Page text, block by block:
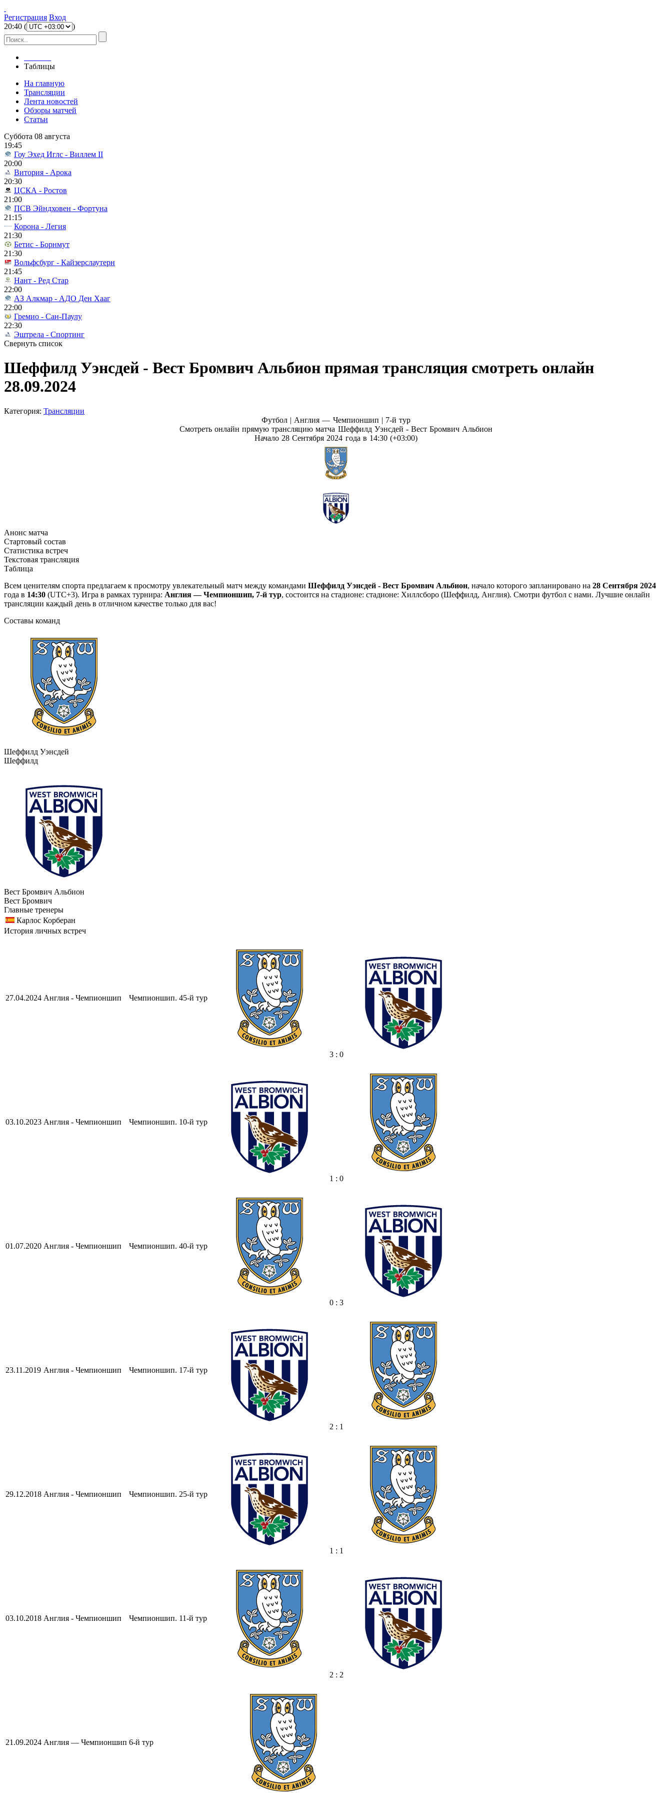
Регистрация Вход
20:40 ( )
Таблицы
На главную
Трансляции
Лента новостей
Обзоры матчей
Статьи
Суббота 08 августа
19:45
Гоу Эхед Иглс - Виллем II
20:00
Витория - Арока
20:30
ЦСКА - Ростов
21:00
ПСВ Эйндховен - Фортуна
21:15
Корона - Легия
21:30
Бетис - Борнмут
21:30
Вольфсбург - Кайзерслаутерн
21:45
Нант - Ред Стар
22:00
АЗ Алкмар - АДО Ден Хааг
22:00
Гремио - Сан-Паулу
22:30
Эштрела - Спортинг
Свернуть список
Шеффилд Уэнсдей - Вест Бромвич Альбион прямая трансляция смотреть онлайн
28.09.2024
Категория: Трансляции
Футбол | Англия — Чемпионшип | 7-й тур
Смотреть онлайн прямую трансляцию матча Шеффилд Уэнсдей - Вест Бромвич Альбион
Начало 28 Сентября 2024 года в 14:30 (+03:00)
Анонс матча
Стартовый состав
Статистика встреч
Текстовая трансляция
Таблица
Всем ценителям спорта предлагаем к просмотру увлекательный матч между командами Шеффилд Уэнсдей - Вест Бромвич Альбион, начало которого запланировано на 28 Сентября 2024
года в 14:30 (UTC+3). Игра в рамках турнира: Англия — Чемпионшип, 7-й тур, состоится на стадионе: стадионе: Хиллсборо (Шеффилд, Англия). Смотри футбол с нами. Лучшие онлайн
трансляции каждый день в отличном качестве только для вас!
Составы команд
Шеффилд Уэнсдей
Шеффилд
Вест Бромвич Альбион
Вест Бромвич
Главные тренеры
Карлос Корберан
История личных встреч
27.04.2024 Англия - Чемпионшип Чемпионшип. 45-й тур
3 : 0
03.10.2023 Англия - Чемпионшип Чемпионшип. 10-й тур
1 : 0
01.07.2020 Англия - Чемпионшип Чемпионшип. 40-й тур
0 : 3
23.11.2019 Англия - Чемпионшип Чемпионшип. 17-й тур
2 : 1
29.12.2018 Англия - Чемпионшип Чемпионшип. 25-й тур
1 : 1
03.10.2018 Англия - Чемпионшип Чемпионшип. 11-й тур
2 : 2
21.09.2024 Англия — Чемпионшип 6-й тур